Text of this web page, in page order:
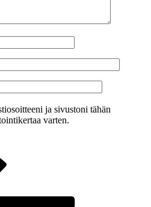
ja sivustoni tähän
varten.